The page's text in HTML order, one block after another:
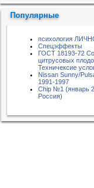
Популярные
психология
Спецэффекты
ГОСТ 18193-72
цитрусовых
Техничексие
Nissan Sunny/
1991-1997
Chip №1 (январь
Россия)